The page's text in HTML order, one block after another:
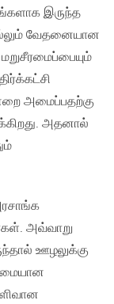
இருந்த
வேதனையான
அமைப்பதற்கு
அதனால்
அவ்வாறு
ஊழலுக்கு